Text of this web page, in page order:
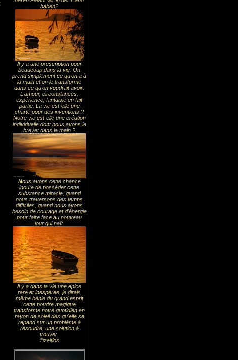
haben?
Il y a une prescription pour
beaucoup dans la vie. On
prend simplement ce qu'on a à
la main et on le transforme
dans ce qu'on voudrait avoir.
L'amour, circonstances,
expérience, fantaisie en fait
partie. La vie est-elle une
charte pour des inventions ?
Notre vie est-elle une création
individuelle dont nous avons le
brevet dans la main ?
Nous avons cette chance
inouïe de posséder cette
substance miracle, quand
nous traversons des temps
difficiles, quand nous avons
besoin de courage et d'énergie
pour faire face au nouveau
jour qui naît.
Il y a dans la vie une épice
rare et inespérée, je dirais
même bénie du grand esprit
cette poudre magique
transforme notre quotidien en
rayon de soleil dès qu'elle se
répand sur un problème à
résoudre, une solution à
trouver.
©zeitlos